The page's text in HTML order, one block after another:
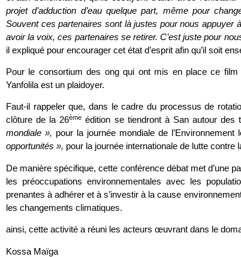
projet d’adduction d’eau quelque part, même pour
Souvent ces partenaires sont là justes pour nous appuyer
avoir la voix, ces partenaires se retirer. C’est juste pour
il expliqué pour encourager cet état d’esprit afin qu’il soit
Pour le consortium des ong qui ont mis en place ce
Yanfolila est un plaidoyer.
Faut-il rappeler que, dans le cadre du processus de
clôture de la 26ème édition se tiendront à San autour
mondiale », pour la journée mondiale de l’Environnement
opportunités », pour la journée internationale de lutte
De manière spécifique, cette conférence débat met d’une
les préoccupations environnementales avec les
prenantes à adhérer et à s’investir à la cause
les changements climatiques.
ainsi, cette activité a réuni les acteurs œuvrant dans le
Kossa Maïga